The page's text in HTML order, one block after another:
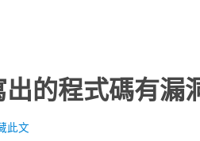
的程式碼有漏
此文